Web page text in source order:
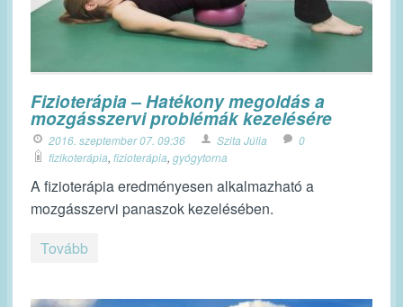
Fizioterápia – Hatékony megoldás a
mozgásszervi problémák kezelésére
2016. szeptember 07. 09:36 Szita Júlia
0
fizikoterápia, fizioterápia, gyógytorna
A fizioterápia eredményesen alkalmazható a
mozgásszervi panaszok kezelésében.
Tovább